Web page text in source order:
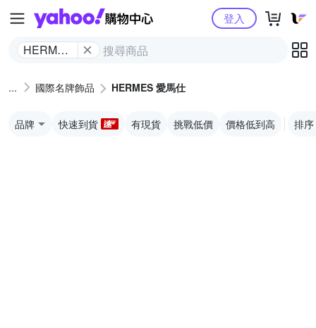
Yahoo購物中心
HERMES
登入
國際名牌飾品 HERMES 愛馬仕
品牌 快速到貨 有現貨 挑戰低價 價格低到高 排序